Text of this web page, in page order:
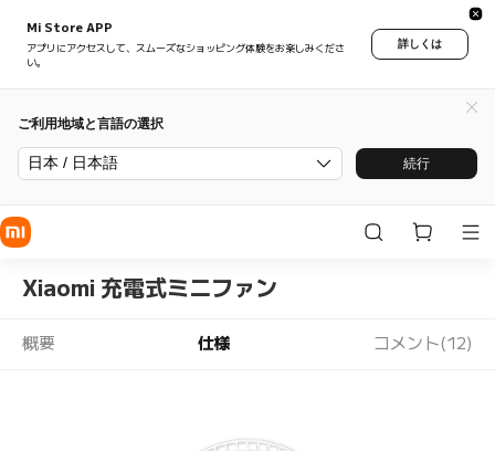
Mi Store APP
アプリにアクセスして、スムーズなショッピング体験をお楽しみくださ
い。
詳しくは
ご利用地域と言語の選択
日本 / 日本語 続行
Xiaomi 充電式ミニファン
概要 仕様 コメント(12)